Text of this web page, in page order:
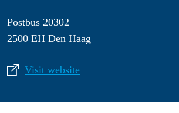
Postbus 20302
2500 EH Den Haag
Visit website